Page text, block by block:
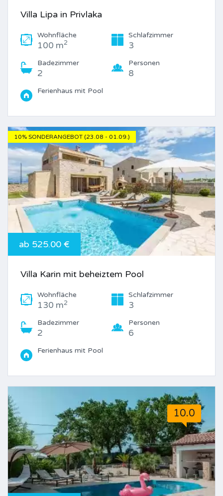
Villa Lipa in Privlaka
Wohnfläche
100 m2
Schlafzimmer
3
Badezimmer
2
Personen
8
Ferienhaus mit Pool
10% SONDERANGEBOT (23.08 - 01.09.)
ab 525.00 €
Villa Karin mit beheiztem Pool
Wohnfläche
130 m2
Schlafzimmer
3
Badezimmer
2
Personen
6
Ferienhaus mit Pool
10.0